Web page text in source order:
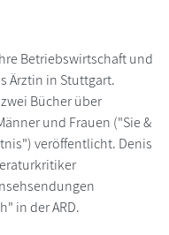
Betriebswirtschaft und
Ärztin in Stuttgart.
Bücher über
und Frauen ("Sie &
veröffentlicht. Denis
in der ARD.